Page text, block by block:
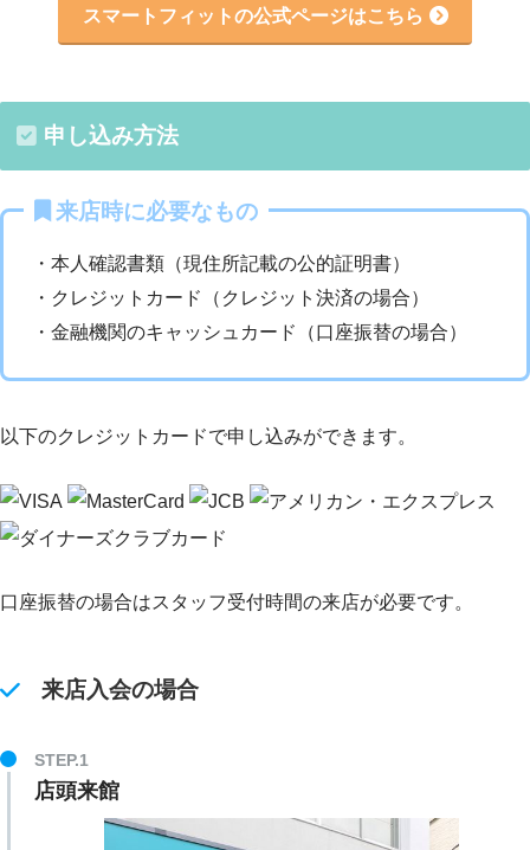
スマートフィットの公式ページはこちら
申し込み方法
来店時に必要なもの
・本人確認書類（現住所記載の公的証明書）
・クレジットカード（クレジット決済の場合）
・金融機関のキャッシュカード（口座振替の場合）
以下のクレジットカードで申し込みができます。
口座振替の場合はスタッフ受付時間の来店が必要です。
来店入会の場合
STEP.1
店頭来館